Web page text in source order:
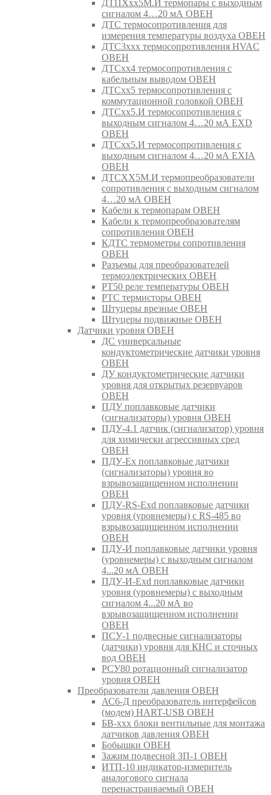
ДТПХхх5М.И термопары с выходным
сигналом 4…20 мА ОВЕН
ДТС термосопротивления для
измерения температуры воздуха ОВЕН
ДТС3ххх термосопротивления HVAC
ОВЕН
ДТСхх4 термосопротивления с
кабельным выводом ОВЕН
ДТСхх5 термосопротивления с
коммутационной головкой ОВЕН
ДТСхх5.И термосопротивления с
выходным сигналом 4…20 мА EXD
ОВЕН
ДТСхх5.И термосопротивления с
выходным сигналом 4…20 мА EXIA
ОВЕН
ДТСХХ5М.И термопреобразователи
сопротивления с выходным сигналом
4…20 мА ОВЕН
Кабели к термопарам ОВЕН
Кабели к термопреобразователям
сопротивления ОВЕН
КДТС термометры сопротивления
ОВЕН
Разъемы для преобразователей
термоэлектрических ОВЕН
РТ50 реле температуры ОВЕН
РТС термисторы ОВЕН
Штуцеры врезные ОВЕН
Штуцеры подвижные ОВЕН
Датчики уровня ОВЕН
ДС универсальные
кондуктометрические датчики уровня
ОВЕН
ДУ кондуктометрические датчики
уровня для открытых резервуаров
ОВЕН
ПДУ поплавковые датчики
(сигнализаторы) уровня ОВЕН
ПДУ-4.1 датчик (сигнализатор) уровня
для химически агрессивных сред
ОВЕН
ПДУ-Ex поплавковые датчики
(сигнализаторы) уровня во
взрывозащищенном исполнении
ОВЕН
ПДУ-RS-Exd поплавковые датчики
уровня (уровнемеры) с RS-485 во
взрывозащищенном исполнении
ОВЕН
ПДУ-И поплавковые датчики уровня
(уровнемеры) с выходным сигналом
4...20 мА ОВЕН
ПДУ-И-Exd поплавковые датчики
уровня (уровнемеры) с выходным
сигналом 4...20 мА во
взрывозащищенном исполнении
ОВЕН
ПСУ-1 подвесные сигнализаторы
(датчики) уровня для КНС и сточных
вод ОВЕН
РСУ80 ротационный сигнализатор
уровня ОВЕН
Преобразователи давления ОВЕН
АС6-Д преобразователь интерфейсов
(модем) HART-USB ОВЕН
БВ-ххх блоки вентильные для монтажа
датчиков давления ОВЕН
Бобышки ОВЕН
Зажим подвесной ЗП-1 ОВЕН
ИТП-10 индикатор-измеритель
аналогового сигнала
перенастраиваемый ОВЕН